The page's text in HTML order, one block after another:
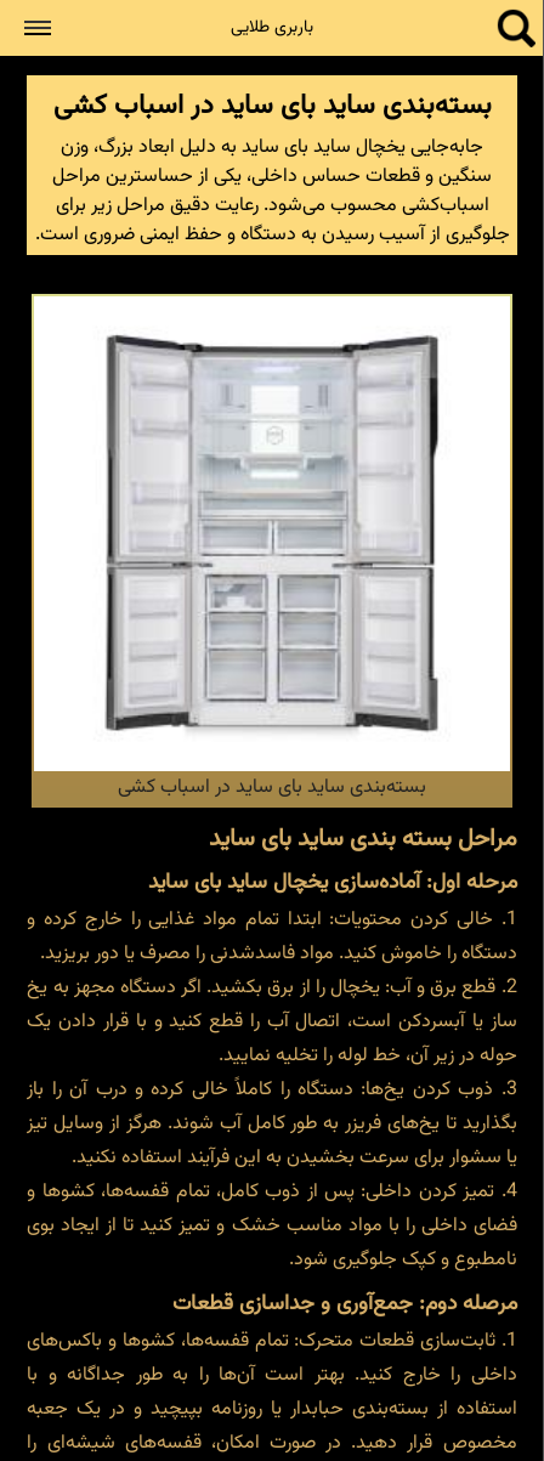
باربری طلایی
بسته‌بندی ساید بای ساید در اسباب کشی
جابه‌جایی یخچال ساید بای ساید به دلیل ابعاد بزرگ، وزن
سنگین و قطعات حساس داخلی، یکی از حساسترین مراحل
اسباب‌کشی محسوب می‌شود. رعایت دقیق مراحل زیر برای
جلوگیری از آسیب رسیدن به دستگاه و حفظ ایمنی ضروری است.
بسته‌بندی ساید بای ساید در اسباب کشی
مراحل بسته بندی ساید بای ساید
مرحله اول: آماده‌سازی یخچال ساید بای ساید
خالی کردن محتویات: ابتدا تمام مواد غذایی را خارج کرده و
دستگاه را خاموش کنید. مواد فاسدشدنی را مصرف یا دور بریزید.
قطع برق و آب: یخچال را از برق بکشید. اگر دستگاه مجهز به یخ
ساز یا آبسردکن است، اتصال آب را قطع کنید و با قرار دادن یک
حوله در زیر آن، خط لوله را تخلیه نمایید.
ذوب کردن یخ‌ها: دستگاه را کاملاً خالی کرده و درب آن را باز
بگذارید تا یخ‌های فریزر به طور کامل آب شوند. هرگز از وسایل تیز
یا سشوار برای سرعت بخشیدن به این فرآیند استفاده نکنید.
تمیز کردن داخلی: پس از ذوب کامل، تمام قفسه‌ها، کشوها و
فضای داخلی را با مواد مناسب خشک و تمیز کنید تا از ایجاد بوی
نامطبوع و کپک جلوگیری شود.
مرصله دوم: جمع‌آوری و جداسازی قطعات
ثابت‌سازی قطعات متحرک: تمام قفسه‌ها، کشوها و باکس‌های
داخلی را خارج کنید. بهتر است آن‌ها را به طور جداگانه و با
استفاده از بسته‌بندی حبابدار یا روزنامه بپیچید و در یک جعبه
مخصوص قرار دهید. در صورت امکان، قفسه‌های شیشه‌ای را
جستجو